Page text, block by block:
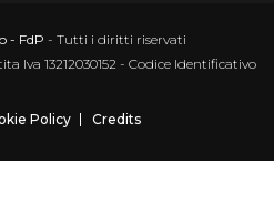
- FdP - Tutti i diritti riservati
Iva 13212030152 - Codice Identificativo
Policy Credits